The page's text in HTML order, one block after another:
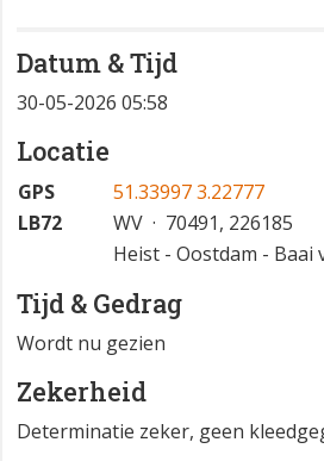
Datum & Tijd
30-05-2026 05:58
Locatie
GPS
51.33997 3.22777
LB72
WV · 70491, 226185
Heist - Oostdam - Baai
Tijd & Gedrag
Wordt nu gezien
Zekerheid
Determinatie zeker, geen